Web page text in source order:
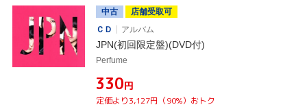
中古
店舗受取可
ＣＤ
アルバム
JPN(初回限定盤)(DVD付)
Perfume
¥330円
定価より3,127円（90%）おトク